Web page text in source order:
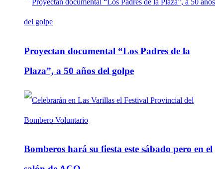
Proyectan documental “Los Padres de la
Plaza”, a 50 años del golpe
Bomberos hará su fiesta este sábado pero en el